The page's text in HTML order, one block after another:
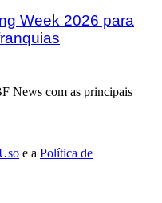
Week 2026 para
News com as principais
e a Política de